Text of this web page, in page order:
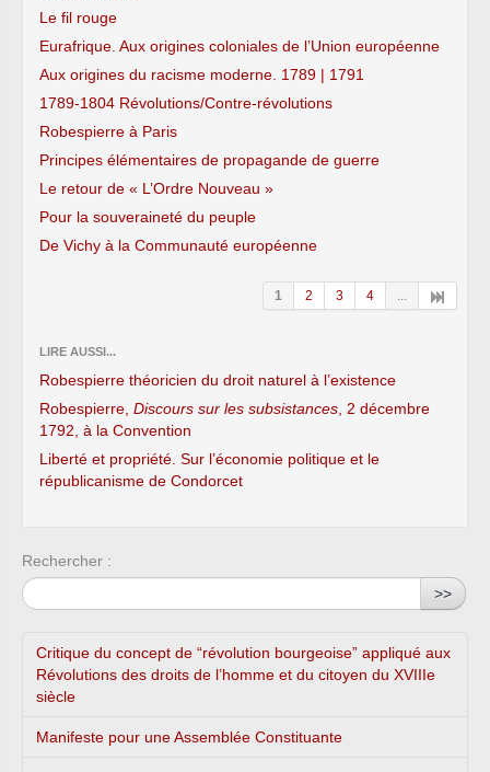
Le fil rouge
Eurafrique. Aux origines coloniales de l’Union européenne
Aux origines du racisme moderne. 1789 | 1791
1789-1804 Révolutions/Contre-révolutions
Robespierre à Paris
Principes élémentaires de propagande de guerre
Le retour de « L’Ordre Nouveau »
Pour la souveraineté du peuple
De Vichy à la Communauté européenne
1 2 3 4 ...
LIRE AUSSI...
Robespierre théoricien du droit naturel à l’existence
Robespierre, Discours sur les subsistances , 2 décembre
1792, à la Convention
Liberté et propriété. Sur l’économie politique et le
républicanisme de Condorcet
Rechercher :
>>
Critique du concept de “révolution bourgeoise” appliqué aux
Révolutions des droits de l’homme et du citoyen du XVIIIe
siècle
Manifeste pour une Assemblée Constituante